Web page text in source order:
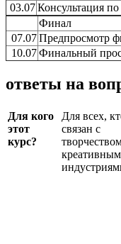
03.07Консультация
Финал
07.07Предпросмотр
10.07Финальный
ответы на
Для кого
этот
курс?
Для всех,
связан с